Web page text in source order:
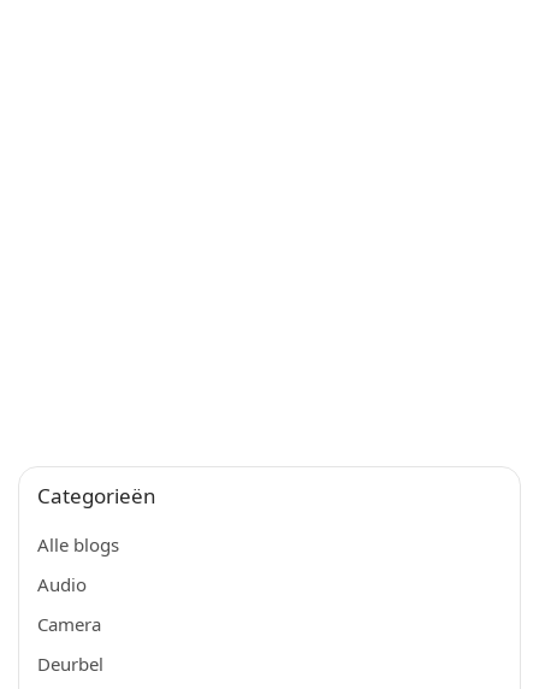
Categorieën
Alle blogs
Audio
Camera
Deurbel